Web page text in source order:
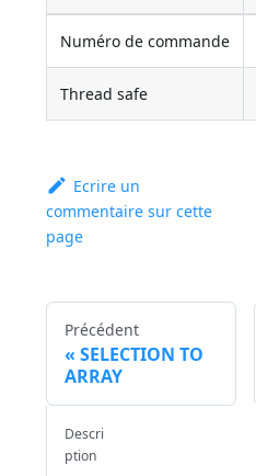
Numéro de commande
Thread safe
Ecrire un
commentaire sur cette
page
Précédent
SELECTION TO
ARRAY
Descri
ption